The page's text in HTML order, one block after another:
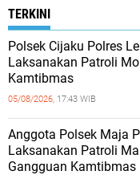
TERKINI
Polsek Cijaku Polres
Laksanakan Patroli
Kamtibmas
05/08/2026, 17:43 WIB
Anggota Polsek Maja
Laksanakan Patroli
Gangguan Kamtibmas